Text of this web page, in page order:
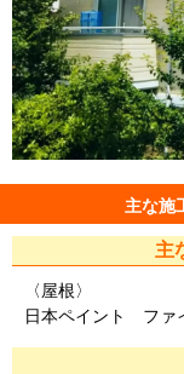
主な施
主
〈屋根〉
日本ペイント ファ